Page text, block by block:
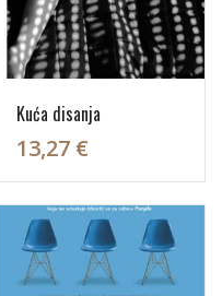
Kuća disanja
13,27 €